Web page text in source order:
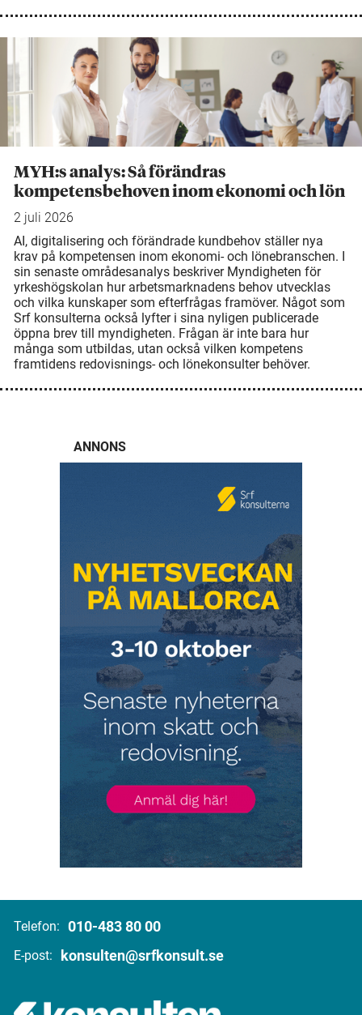
MYH:s analys: Så förändras
kompetensbehoven inom ekonomi och lön
2 juli 2026
AI, digitalisering och förändrade kundbehov ställer nya
krav på kompetensen inom ekonomi- och lönebranschen. I
sin senaste områdesanalys beskriver Myndigheten för
yrkeshögskolan hur arbetsmarknadens behov utvecklas
och vilka kunskaper som efterfrågas framöver. Något som
Srf konsulterna också lyfter i sina nyligen publicerade
öppna brev till myndigheten. Frågan är inte bara hur
många som utbildas, utan också vilken kompetens
framtidens redovisnings- och lönekonsulter behöver.
ANNONS
Telefon: 010-483 80 00
E-post: konsulten@srfkonsult.se